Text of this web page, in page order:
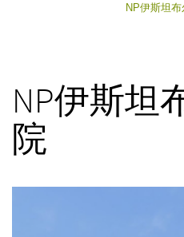
NP伊斯坦
NP伊斯坦
院